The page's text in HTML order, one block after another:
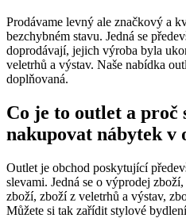
Prodávame levný ale značkový a
bezchybném stavu. Jedná se
doprodávají, jejich výroba byla
veletrhů a výstav. Naše nabídka
doplňovaná.
Co je to outlet a proč
nakupovat nábytek v
Outlet je obchod poskytující
slevami. Jedná se o výprodej
zboží, zboží z veletrhů a výstav,
Můžete si tak zařídit stylové